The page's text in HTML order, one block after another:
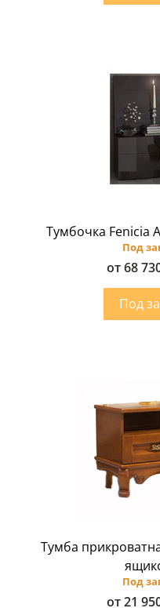
Тумбочка Fenicia
Под
от 68
Тумба
Под
от 21